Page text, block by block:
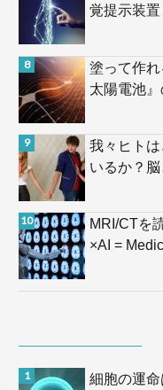
覚提示装
塗って作
太陽電池
我々ヒト
いるか？
MRI/CTを
×AI =
細胞の運